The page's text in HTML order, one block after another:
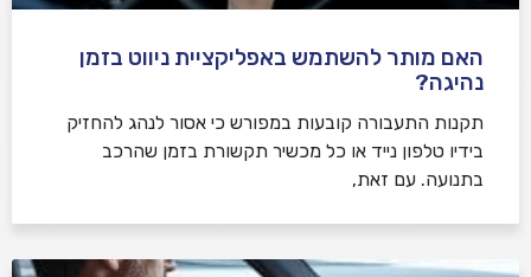
האם מותר להשתמש באפליקציית ניווט בזמן
נהיגה?
תקנות התעבורה קובעות במפורש כי אסור לנהג להחזיק
בידיו טלפון נייד או כל מכשיר תקשורת בזמן שהרכב
בתנועה. עם זאת,